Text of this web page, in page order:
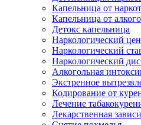
Капельница от
Капельница от
Детокс капельница
Наркологический
Наркологический
Наркологический
Алкогольная
Экстренное
Кодирование от
Лечение
Лекарственная